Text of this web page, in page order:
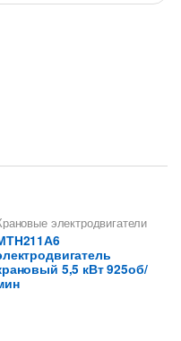
электродвигатели
5,5 кВт 925об/